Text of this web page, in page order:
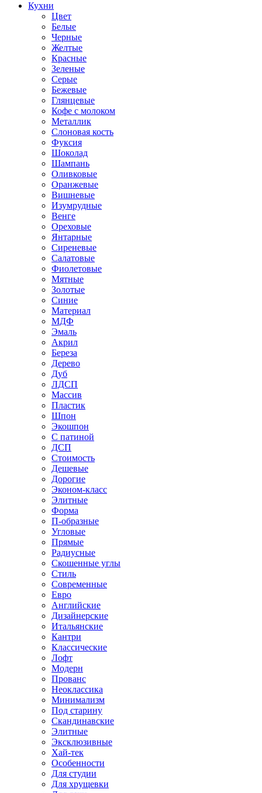
Кухни
Цвет
Белые
Черные
Желтые
Красные
Зеленые
Серые
Бежевые
Глянцевые
Кофе с молоком
Металлик
Слоновая кость
Фуксия
Шоколад
Шампань
Оливковые
Оранжевые
Вишневые
Изумрудные
Венге
Ореховые
Янтарные
Сиреневые
Салатовые
Фиолетовые
Мятные
Золотые
Синие
Материал
МДФ
Эмаль
Акрил
Береза
Дерево
Дуб
ЛДСП
Массив
Пластик
Шпон
Экошпон
С патиной
ДСП
Стоимость
Дешевые
Дорогие
Эконом-класс
Элитные
Форма
П-образные
Угловые
Прямые
Радиусные
Скошенные углы
Стиль
Современные
Евро
Английские
Дизайнерские
Итальянские
Кантри
Классические
Лофт
Модерн
Прованс
Неоклассика
Минимализм
Под старину
Скандинавские
Элитные
Эксклюзивные
Хай-тек
Особенности
Для студии
Для хрущевки